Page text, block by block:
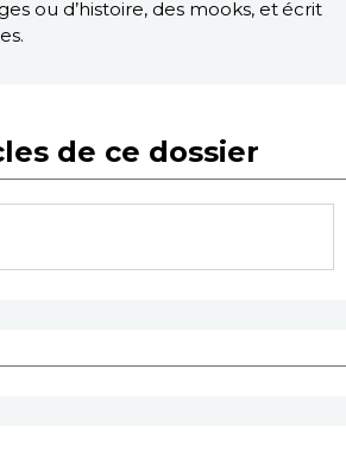
ou d’histoire, des mooks, et écrit
de ce dossier